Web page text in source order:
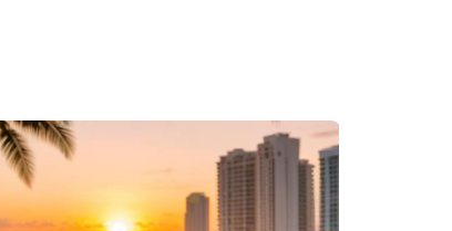
a desastres naturales puede reducir